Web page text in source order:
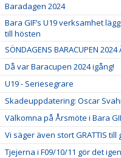
Baradagen 2024
Bara GIF’s U19 verksamhet
till hösten
SÖNDAGENS BARACUPEN 2024
Då var Baracupen 2024 igång!
U19 - Seriesegrare
Skadeuppdatering: Oscar
Välkomna på Årsmöte i Bara
Vi säger även stort GRATTIS
Tjejerna i F09/10/11 gör det